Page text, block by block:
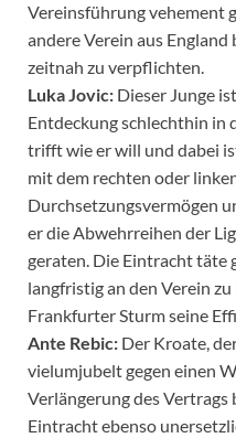
Vereinsführung vehement
andere Verein aus
zeitnah zu verpflichten.
Luka Jovic: Dieser Junge
Entdeckung schlechthin in
trifft wie er will und dabei
mit dem rechten oder
Durchsetzungsvermögen
er die Abwehrreihen der
geraten. Die Eintracht täte
langfristig an den Verein
Frankfurter Sturm seine
Ante Rebic: Der Kroate,
vielumjubelt gegen einen
Verlängerung des
Eintracht ebenso